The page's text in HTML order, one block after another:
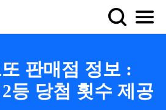
판매점 정보 :
등 당첨 횟수 제공